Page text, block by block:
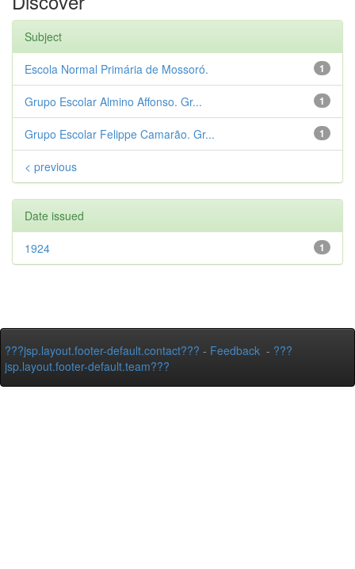
Subject
1
Escola Normal Primária de Mossoró.
1
Grupo Escolar Almino Affonso. Gr...
1
Grupo Escolar Felippe Camarão. Gr...
< previous
Date issued
1
1924
???jsp.layout.footer-default.contact??? - Feedback - ???
jsp.layout.footer-default.team???